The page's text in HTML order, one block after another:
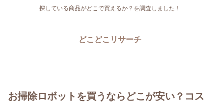
探している商品がどこで買えるか？を調査しました！
どこどこリサーチ
お掃除ロボットを買うならどこが安い？コス